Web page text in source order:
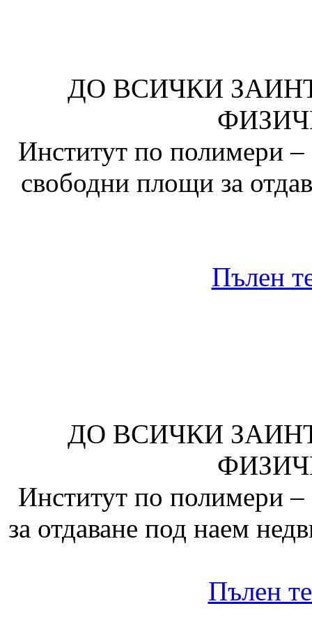
ДО ВСИЧКИ
Институт по полимери
свободни площи за
Пълен
ДО ВСИЧКИ
Институт по полимери
за отдаване под наем
Пълен